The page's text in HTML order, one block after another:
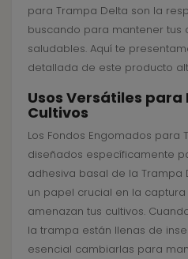
para Trampa Delta son la
buscando para mantener tus
saludables. Aquí te
detallada de este producto
Usos Versátiles para
Cultivos
Los Fondos Engomados para
diseñados específicamente
adhesiva basal de la Trampa
un papel crucial en la
amenazan tus cultivos.
la trampa están llenas de
esencial cambiarlas para